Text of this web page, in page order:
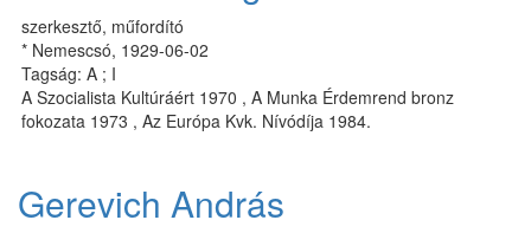
szerkesztő, műfordító
* Nemescsó, 1929-06-02
Tagság: A ; I
A Szocialista Kultúráért 1970 , A Munka Érdemrend bronz
fokozata 1973 , Az Európa Kvk. Nívódíja 1984.
Gerevich András